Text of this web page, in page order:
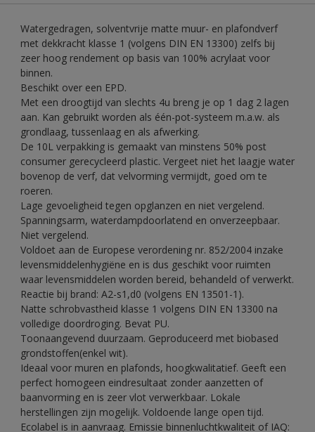
Watergedragen, solventvrije matte muur- en plafondverf
met dekkracht klasse 1 (volgens DIN EN 13300) zelfs bij
zeer hoog rendement op basis van 100% acrylaat voor
binnen.
Beschikt over een EPD.
Met een droogtijd van slechts 4u breng je op 1 dag 2 lagen
aan. Kan gebruikt worden als één-pot-systeem m.a.w. als
grondlaag, tussenlaag en als afwerking.
De 10L verpakking is gemaakt van minstens 50% post
consumer gerecycleerd plastic. Vergeet niet het laagje water
bovenop de verf, dat velvorming vermijdt, goed om te
roeren.
Lage gevoeligheid tegen opglanzen en niet vergelend.
Spanningsarm, waterdampdoorlatend en onverzeepbaar.
Niet vergelend.
Voldoet aan de Europese verordening nr. 852/2004 inzake
levensmiddelenhygiëne en is dus geschikt voor ruimten
waar levensmiddelen worden bereid, behandeld of verwerkt.
Reactie bij brand: A2-s1,d0 (volgens EN 13501-1).
Natte schrobvastheid klasse 1 volgens DIN EN 13300 na
volledige doordroging. Bevat PU.
Toonaangevend duurzaam. Geproduceerd met biobased
grondstoffen(enkel wit).
Ideaal voor muren en plafonds, hoogkwalitatief. Geeft een
perfect homogeen eindresultaat zonder aanzetten of
baanvorming en is zeer vlot verwerkbaar. Lokale
herstellingen zijn mogelijk. Voldoende lange open tijd.
Ecolabel is in aanvraag. Emissie binnenluchtkwaliteit of IAQ: